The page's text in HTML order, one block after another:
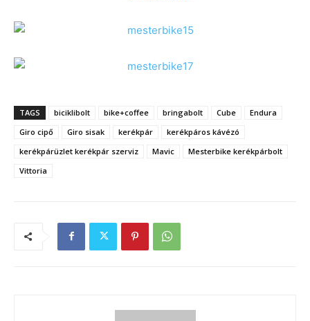
TAGS biciklibolt bike+coffee bringabolt Cube
Endura
Giro cipő
Giro sisak kerékpár
kerékpáros kávézó
kerékpárüzlet kerékpár szerviz
Mavic
Mesterbike kerékpárbolt
Vittoria